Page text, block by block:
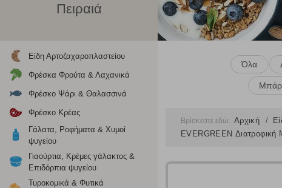
Πειραιά
Είδη Αρτοζαχαροπλαστείου
Φρέσκα Φρούτα & Λαχανικά
Φρέσκο Ψάρι & Θαλασσινά
Φρέσκο Κρέας
Γάλατα, Ροφήματα & Χυμοί
ψυγείου
Γιαούρτια, Κρέμες γάλακτος &
Επιδόρπια ψυγείου
Τυροκομικά & Φυτικά
Όλα
Βρίσκεστε εδώ: Αρχική
EVERGREEN Διατροφική